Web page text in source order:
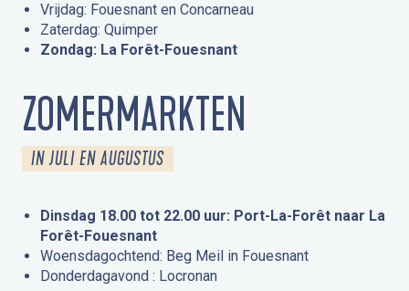
Vrijdag: Fouesnant en Concarneau
Zaterdag: Quimper
Zondag: La Forêt-Fouesnant
ZOMERMARKTEN
IN JULI EN AUGUSTUS
Dinsdag 18.00 tot 22.00 uur: Port-La-Forêt naar La
Forêt-Fouesnant
Woensdagochtend: Beg Meil in Fouesnant
Donderdagavond : Locronan